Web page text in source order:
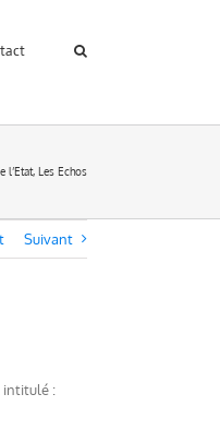
Les Echos
Suivant
intitulé :